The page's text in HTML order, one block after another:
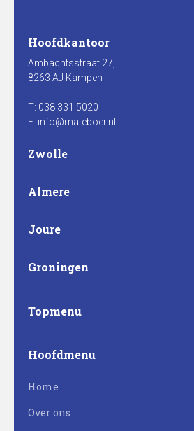
Hoofdkantoor
Ambachtsstraat 27,
8263 AJ Kampen
T: 038 331 5020
E: info@mateboer.nl
Zwolle
8042 PD Zwolle
Almere
1317 NZ Almere
Joure
8501 XC Joure
Groningen
Hoofdmenu
Home
Over ons
Topmenu
Bouw
Milieutechniek